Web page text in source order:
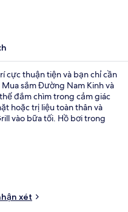
cực thuận tiện và bạn chỉ cần
sắm Đường Nam Kinh và
đắm chìm trong cảm giác
hoặc trị liệu toàn thân và
vào bữa tối. Hồ bơi trong
này. Nhân viên nhiệt tình
ấn trong lòng du khách. Nơi
cộng một quãng đi bộ
7 phút và Ga Vườn Dự Viên 7
xét